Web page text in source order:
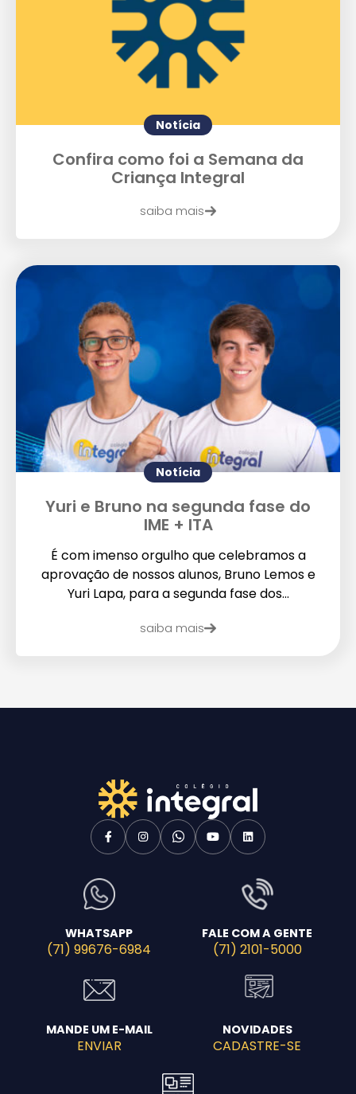
Notícia
Confira como foi a Semana da
Criança Integral
saiba mais
Notícia
Yuri e Bruno na segunda fase do
IME + ITA
É com imenso orgulho que celebramos a
aprovação de nossos alunos, Bruno Lemos e
Yuri Lapa, para a segunda fase dos...
saiba mais
WHATSAPP
(71) 99676-6984
FALE COM A GENTE
(71) 2101-5000
MANDE UM E-MAIL
ENVIAR
NOVIDADES
CADASTRE-SE